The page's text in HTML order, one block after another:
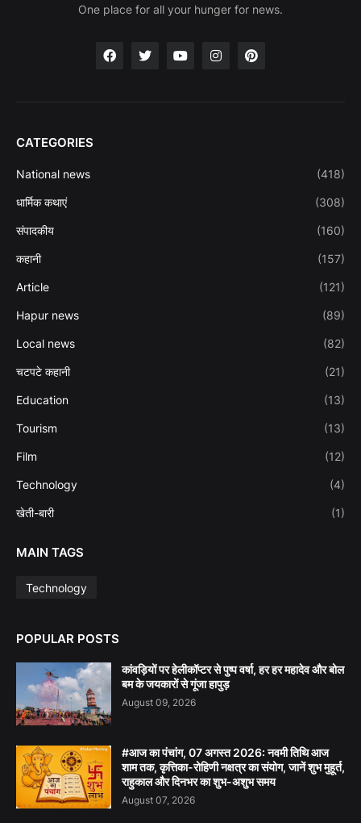
One place for all your hunger for news.
CATEGORIES
National news (418)
धार्मिक कथाएं (308)
संपादकीय (160)
कहानी (157)
Article (121)
Hapur news (89)
Local news (82)
चटपटे कहानी (21)
Education (13)
Tourism (13)
Film (12)
Technology (4)
खेती-बारी (1)
MAIN TAGS
Technology
POPULAR POSTS
कांवड़ियों पर हेलीकॉप्टर से पुष्प वर्षा, हर हर महादेव और बोल
बम के जयकारों से गूंजा हापुड़
August 09, 2026
#आज का पंचांग, 07 अगस्त 2026: नवमी तिथि आज
शाम तक, कृत्तिका-रोहिणी नक्षत्र का संयोग, जानें शुभ मुहूर्त,
राहुकाल और दिनभर का शुभ-अशुभ समय
August 07, 2026